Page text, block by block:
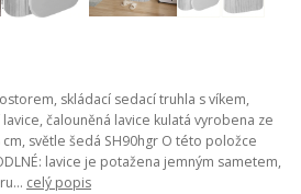
skládací sedací truhla s víkem,
čalouněná lavice kulatá vyrobena ze
cm, světle šedá SH90hgr O této položce
lavice je potažena jemným sametem,
celý popis